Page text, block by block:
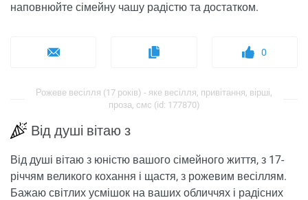
наповнюйте сімейну чашу радістю та достатком.
0
Рожеве весілля (17 років) - яке весілля, привітання, вірші,
проза, смс (id: 177870)
Від душі вітаю з
Від душі вітаю з юністю вашого сімейного життя, з 17-
річчям великого кохання і щастя, з рожевим весіллям.
Бажаю світлих усмішок на ваших обличчях і радісних